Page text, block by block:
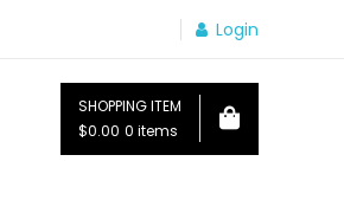
Login
SHOPPING ITEM
$0.00 0 items